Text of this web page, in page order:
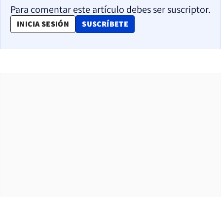
Para comentar este artículo debes ser suscriptor.
INICIA SESIÓN SUSCRÍBETE
OPENS IN NEW WINDOW